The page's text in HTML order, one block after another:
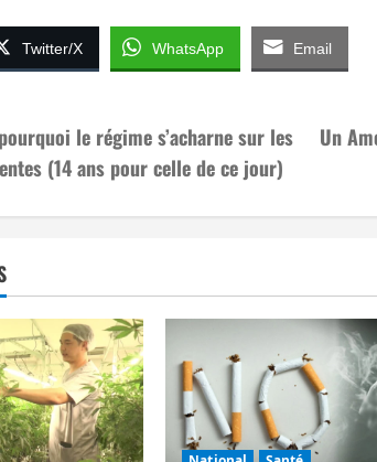
Twitter/X WhatsApp Email
le régime s’acharne sur les
(14 ans pour celle de ce jour)
Un